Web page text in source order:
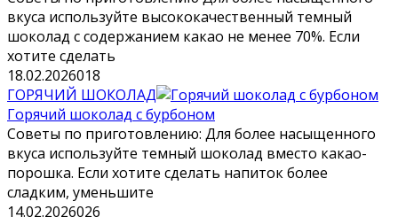
вкуса используйте высококачественный темный
шоколад с содержанием какао не менее 70%. Если
хотите сделать
18.02.2026018
ГОРЯЧИЙ ШОКОЛАД
Горячий шоколад с бурбоном
Советы по приготовлению: Для более насыщенного
вкуса используйте темный шоколад вместо какао-
порошка. Если хотите сделать напиток более
сладким, уменьшите
14.02.2026026